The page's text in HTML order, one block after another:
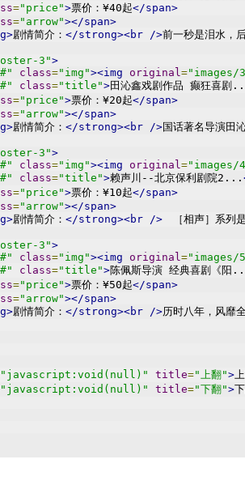
="price">票价：¥40起</span>
="arrow"></span>
剧情简介： </strong><br />前一秒是泪水，
3">
class="img"><img original="images/
class="title">田沁鑫戏剧作品 癫狂喜剧
="price">票价：¥20起</span>
="arrow"></span>
剧情简介： </strong><br />国话著名导演田
3">
class="img"><img original="images/
class="title">赖声川--北京保利剧院2...
="price">票价：¥10起</span>
="arrow"></span>
剧情简介： </strong><br /> ［相声］系列
3">
class="img"><img original="images/
class="title">陈佩斯导演 经典喜剧《阳
="price">票价：¥50起</span>
="arrow"></span>
剧情简介： </strong><br />历时八年，风靡
"javascript:void(null)" title="上翻">
"javascript:void(null)" title="下翻">